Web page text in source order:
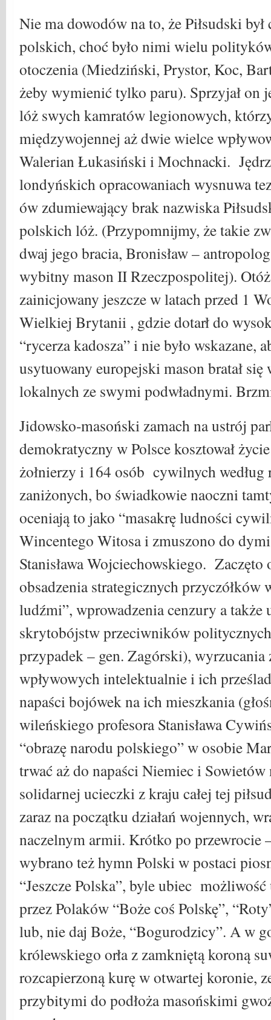
Nie ma dowodów na to, że Piłsudski
polskich, choć było nimi wielu
otoczenia (Miedziński, Prystor, Koc,
żeby wymienić tylko paru). Sprzyjał on
lóż swych kamratów legionowych,
międzywojennej aż dwie wielce
Walerian Łukasiński i Mochnacki.
londyńskich opracowaniach wysnuwa
ów zdumiewający brak nazwiska
polskich lóż. (Przypomnijmy, że takie
dwaj jego bracia, Bronisław –
wybitny mason II Rzeczpospolitej).
zainicjowany jeszcze w latach przed 1
Wielkiej Brytanii , gdzie dotarł do
“rycerza kadosza” i nie było wskazane,
usytuowany europejski mason bratał
lokalnych ze swymi podwładnymi.
Jidowsko-masoński zamach na ustrój
demokratyczny w Polsce kosztował
żołnierzy i 164 osób cywilnych według
zaniżonych, bo świadkowie naoczni
oceniają to jako “masakrę ludności
Wincentego Witosa i zmuszono do
Stanisława Wojciechowskiego. Zaczęto
obsadzenia strategicznych przyczółków
ludźmi”, wprowadzenia cenzury a także
skrytobójstw przeciwników
przypadek – gen. Zagórski), wyrzucania
wpływowych intelektualnie i ich
napaści bojówek na ich mieszkania
wileńskiego profesora Stanisława
“obrazę narodu polskiego” w osobie
trwać aż do napaści Niemiec i
solidarnej ucieczki z kraju całej tej
zaraz na początku działań wojennych,
naczelnym armii. Krótko po przewrocie
wybrano też hymn Polski w postaci
“Jeszcze Polska”, byle ubiec
przez Polaków “Boże coś Polskę”,
lub, nie daj Boże, “Bogurodzicy”. A w
królewskiego orła z zamkniętą koroną
rozcapierzoną kurę w otwartej koronie,
przybitymi do podłoża masońskimi